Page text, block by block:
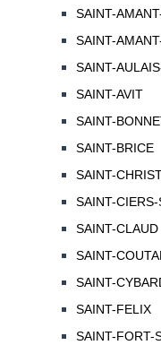
SAINT-
SAINT-
SAINT-
SAINT-AVIT
SAINT-
SAINT-BRICE
SAINT-
SAINT-
SAINT-CLAUD
SAINT-
SAINT-
SAINT-FELIX
SAINT-FORT-